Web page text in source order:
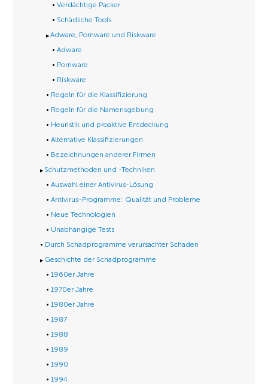
Verdächtige Packer
Schädliche Tools
Adware, Pornware und Riskware
Adware
Pornware
Riskware
Regeln für die Klassifizierung
Regeln für die Namensgebung
Heuristik und proaktive Entdeckung
Alternative Klassifizierungen
Bezeichnungen anderer Firmen
Schutzmethoden und -Techniken
Auswahl einer Antivirus-Lösung
Antivirus-Programme: Qualität und Probleme
Neue Technologien
Unabhängige Tests
Durch Schadprogramme verursachter Schaden
Geschichte der Schadprogramme
1960er Jahre
1970er Jahre
1980er Jahre
1987
1988
1989
1990
1994